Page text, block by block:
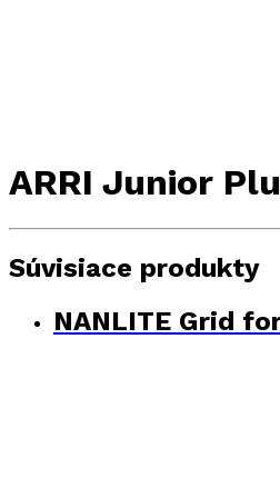
ARRI Junior
Súvisiace produkty
NANLITE Grid